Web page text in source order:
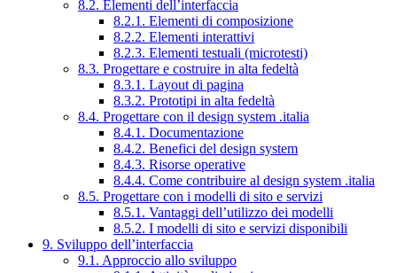
8.2. Elementi dell’interfaccia
8.2.1. Elementi di composizione
8.2.2. Elementi interattivi
8.2.3. Elementi testuali (microtesti)
8.3. Progettare e costruire in alta fedeltà
8.3.1. Layout di pagina
8.3.2. Prototipi in alta fedeltà
8.4. Progettare con il design system .italia
8.4.1. Documentazione
8.4.2. Benefici del design system
8.4.3. Risorse operative
8.4.4. Come contribuire al design system .italia
8.5. Progettare con i modelli di sito e servizi
8.5.1. Vantaggi dell’utilizzo dei modelli
8.5.2. I modelli di sito e servizi disponibili
9. Sviluppo dell’interfaccia
9.1. Approccio allo sviluppo